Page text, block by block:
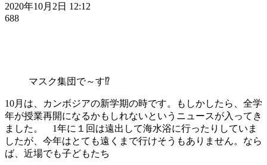
2020年10月2日 12:12
688
マスク集団で～す⁉
10月は、カンボジアの新学期の時です。もしかしたら、全学
年が授業再開になるかもしれないというニュースが入ってき
ました。 1年に１回は遠出して海水浴に行ったりしていま
したが、今年はとても遠くまで行けそうもありません。なら
ば、近場でも子どもたち